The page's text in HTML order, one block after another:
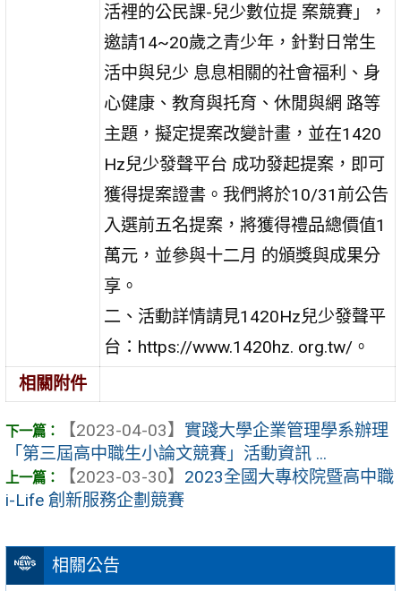
相關公告
活裡的公民課-兒少數位提 案競賽」，
邀請14~20歲之青少年，針對日常生
活中與兒少 息息相關的社會福利、身
心健康、教育與托育、休閒與網 路等
主題，擬定提案改變計畫，並在1420
Hz兒少發聲平台 成功發起提案，即可
獲得提案證書。我們將於10/31前公告
入選前五名提案，將獲得禮品總價值1
萬元，並參與十二月 的頒獎與成果分
享。
二、活動詳情請見1420Hz兒少發聲平
台：https://www.1420hz. org.tw/。
相關附件
【2023-04-03】 實踐大學企業管理學系辦理
「第三屆高中職生小論文競賽」活動資訊 ...
【2023-03-30】 2023全國大專校院暨高中職
i-Life 創新服務企劃競賽